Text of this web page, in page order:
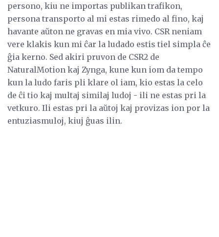
persono, kiu ne importas publikan trafikon,
persona transporto al mi estas rimedo al fino, kaj
havante aŭton ne gravas en mia vivo. CSR neniam
vere klakis kun mi ĉar la ludado estis tiel simpla ĉe
ĝia kerno. Sed akiri pruvon de CSR2 de
NaturalMotion kaj Zynga, kune kun iom da tempo
kun la ludo faris pli klare ol iam, kio estas la celo
de ĉi tio kaj multaj similaj ludoj - ili ne estas pri la
vetkuro. Ili estas pri la aŭtoj kaj provizas ion por la
entuziasmuloj, kiuj ĝuas ilin.